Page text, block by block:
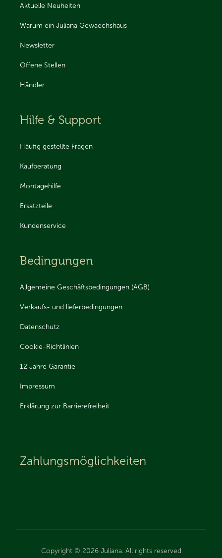
Aktuelle Neuheiten
Warum ein Juliana Gewaechshaus
Newsletter
Offene Stellen
Händler
Hilfe & Support
Häufig gestellte Fragen
Kaufberatung
Montagehilfe
Ersatzteile
Kundenservice
Bedingungen
Allgemeine Geschäftsbedingungen (AGB)
Verkaufs- und lieferbedingungen
Datenschutz
Cookie-Richtlinien
12 Jahre Garantie
Impressum
Erklärung zur Barrierefreiheit
Zahlungsmöglichkeiten
Copyright © 2026 Juliana. All rights reserved